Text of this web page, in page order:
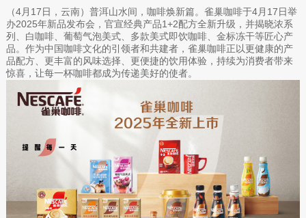
（4月17日，云南）普洱山水间，咖啡焕新篇。雀巢咖啡于4月17日举
办2025年新品发布会，官宣经典产品1+2配方全新升级，并揭晓浓系
列、白咖啡、葡萄气泡美式、多款美式即饮咖啡、金标冻干等匠心产
品。作为中国咖啡文化的引领者和共建者，雀巢咖啡正以更健康的产
品配方、更丰富的风味选择、更便捷的饮用体验，持续为消费者带来
惊喜，让每一杯咖啡都成为传递美好的使者。